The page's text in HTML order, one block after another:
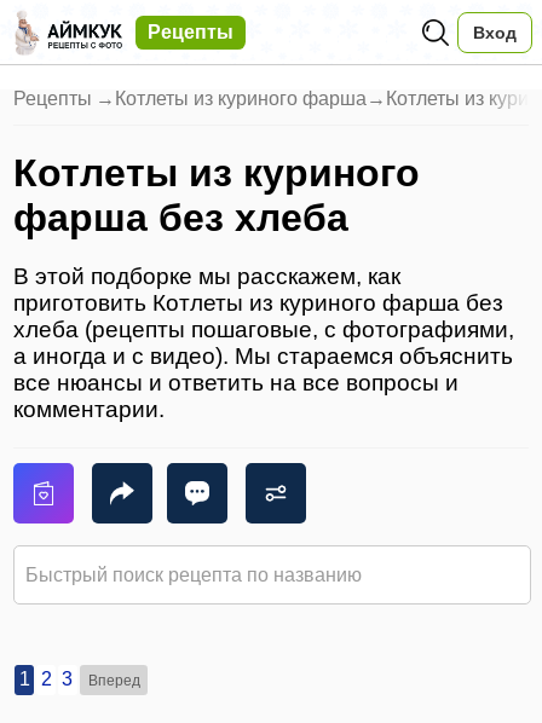
Рецепты Вход
Рецепты → Котлеты из куриного фарша → Котлеты из
Котлеты из куриного
фарша без хлеба
В этой подборке мы расскажем, как
приготовить Котлеты из куриного фарша без
хлеба (рецепты пошаговые, с фотографиями,
а иногда и с видео). Мы стараемся объяснить
все нюансы и ответить на все вопросы и
комментарии.
1 2 3 Вперед